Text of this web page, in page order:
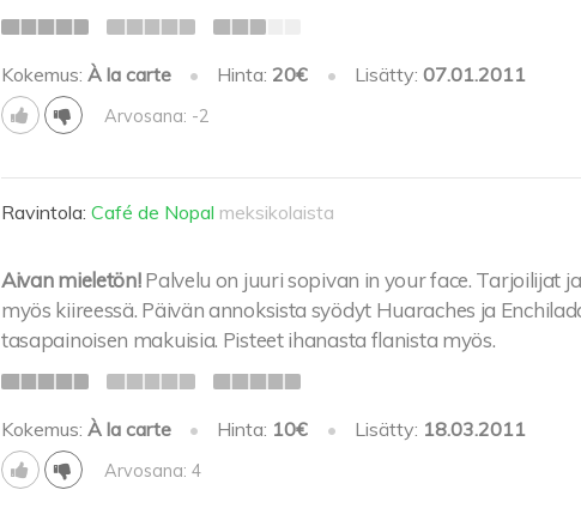
Kokemus: À la carte • Hinta: 20€ • Lisätty: 07.01.2011
Arvosana: -2
Ravintola: Café de Nopal meksikolaista
Aivan mieletön! Palvelu on juuri sopivan in your face. Tarjoilijat
myös kiireessä. Päivän annoksista syödyt Huaraches ja
tasapainoisen makuisia. Pisteet ihanasta flanista myös.
Kokemus: À la carte • Hinta: 10€ • Lisätty: 18.03.2011
Arvosana: 4